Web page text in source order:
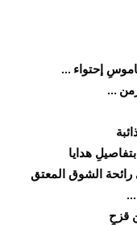
إحتواء ...
...
هدايا
الشوق المعتق
...
قزحٍ